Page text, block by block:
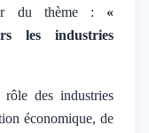
du thème : «
les industries
des industries
économique, de